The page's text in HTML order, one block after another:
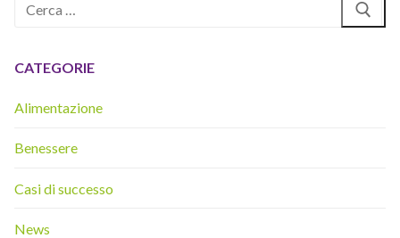
CATEGORIE
Alimentazione
Benessere
Casi di successo
News